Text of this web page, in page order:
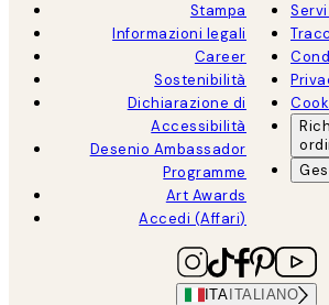
Stampa
Informazioni legali
Career
Sostenibilità
Dichiarazione di
Accessibilità
Desenio Ambassador
Programme
Art Awards
Accedi (Affari)
ITA ITALIANO